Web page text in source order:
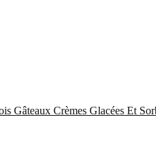
Gâteaux Crèmes Glacées Et